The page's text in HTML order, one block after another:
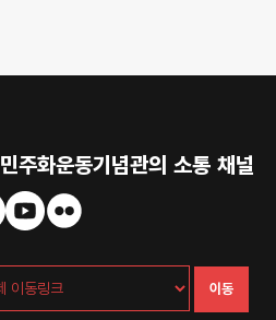
민주화운동기념관의 소통 채널
이동